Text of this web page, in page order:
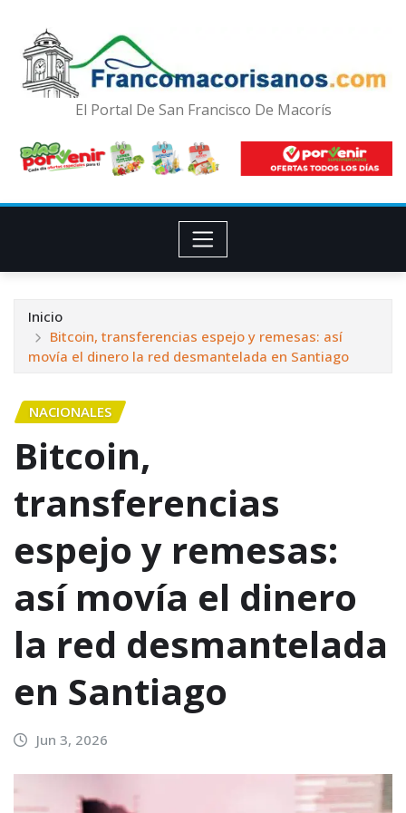
El Portal De San Francisco De Macorís
Inicio
Bitcoin, transferencias espejo y remesas: así
movía el dinero la red desmantelada en Santiago
NACIONALES
Bitcoin,
transferencias
espejo y remesas:
así movía el dinero
la red desmantelada
en Santiago
Jun 3, 2026